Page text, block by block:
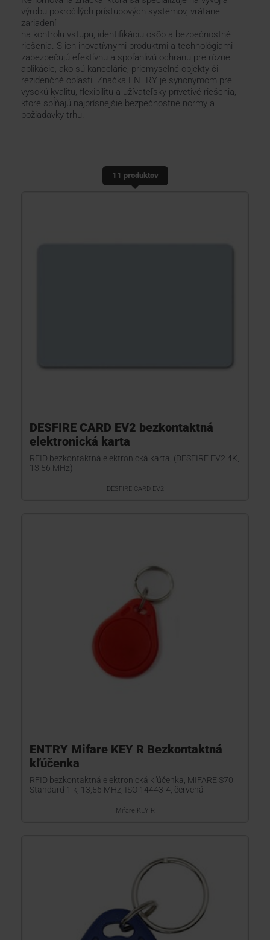
KONTAKTY
výrobu pokročilých prístupových systémov, vrátane
zariadení
na kontrolu vstupu, identifikáciu osôb a bezpečnostné
riešenia. S ich inovatívnymi produktmi a technológiami
zabezpečujú efektívnu a spoľahlivú ochranu pre rôzne
aplikácie, ako sú kancelárie, priemyselné objekty či
rezidenčné oblasti. Značka ENTRY je synonymom pre
vysokú kvalitu, flexibilitu a užívateľsky prívetivé riešenia,
ktoré spĺňajú najprísnejšie bezpečnostné normy a
požiadavky trhu.
11 produktov
DESFIRE CARD EV2 bezkontaktná
elektronická karta
RFID bezkontaktná elektronická karta, (DESFIRE EV2 4K,
13,56 MHz)
DESFIRE CARD EV2
ENTRY Mifare KEY R Bezkontaktná
kľúčenka
RFID bezkontaktná elektronická kľúčenka, MIFARE S70
Standard 1 k, 13,56 MHz, ISO 14443-4, červená
Mifare KEY R